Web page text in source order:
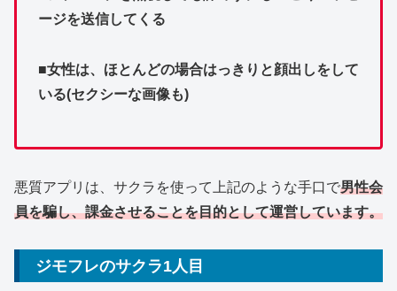
ージを送信してくる
■女性は、ほとんどの場合はっきりと顔出しをして
いる(セクシーな画像も)
悪質アプリは、サクラを使って上記のような手口で男性会
員を騙し、課金させることを目的として運営しています。
ジモフレのサクラ1人目